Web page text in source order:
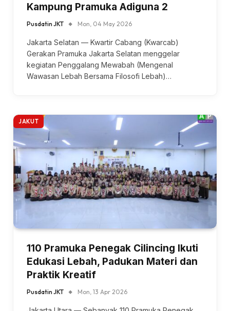
Kampung Pramuka Adiguna 2
Pusdatin JKT Mon, 04 May 2026
Jakarta Selatan — Kwartir Cabang (Kwarcab)
Gerakan Pramuka Jakarta Selatan menggelar
kegiatan Penggalang Mewabah (Mengenal
Wawasan Lebah Bersama Filosofi Lebah)…
JAKUT
110 Pramuka Penegak Cilincing Ikuti
Edukasi Lebah, Padukan Materi dan
Praktik Kreatif
Pusdatin JKT Mon, 13 Apr 2026